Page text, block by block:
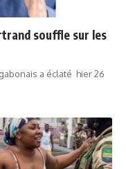
souffle sur les
a éclaté hier 26